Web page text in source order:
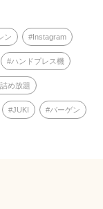
ン Instagram
ハンドプレス機
詰め放題
JUKI バーゲン